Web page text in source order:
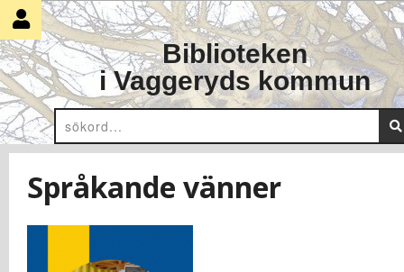
Skip
content
Biblioteken
i Vaggeryds kommun
Språkande vänner